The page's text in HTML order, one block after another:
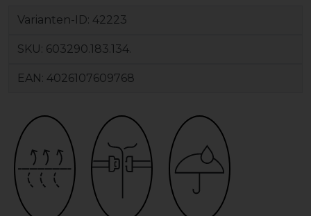
Varianten-ID: 42223
SKU: 603290.183.134.
EAN: 4026107609768